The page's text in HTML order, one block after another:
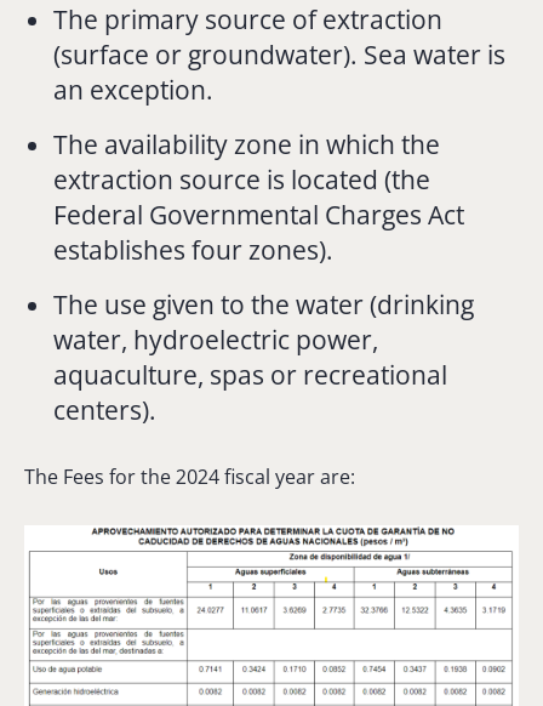
The primary source of extraction
(surface or groundwater). Sea water is
an exception.
The availability zone in which the
extraction source is located (the
Federal Governmental Charges Act
establishes four zones).
The use given to the water (drinking
water, hydroelectric power,
aquaculture, spas or recreational
centers).
The Fees for the 2024 fiscal year are: